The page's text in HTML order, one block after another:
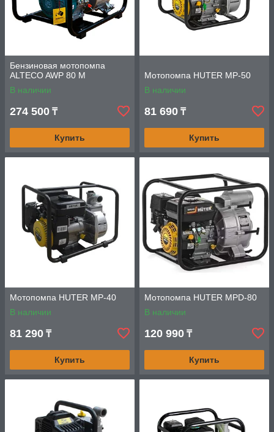
Бензиновая мотопомпа
ALTECO AWP 80 M
В наличии
274 500 ₸
Купить
Мотопомпа HUTER MP-50
В наличии
81 690 ₸
Купить
Мотопомпа HUTER MP-40
В наличии
81 290 ₸
Купить
Мотопомпа HUTER MPD-80
В наличии
120 990 ₸
Купить